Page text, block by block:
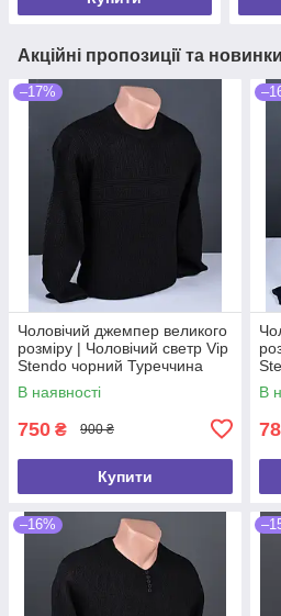
Акційні пропозиції та новинки
–17%
Чоловічий джемпер великого
розміру | Чоловічий светр Vip
Stendo чорний Туреччина
9012 Б
В наявності
750 ₴ 900 ₴
Купити
В
–16%